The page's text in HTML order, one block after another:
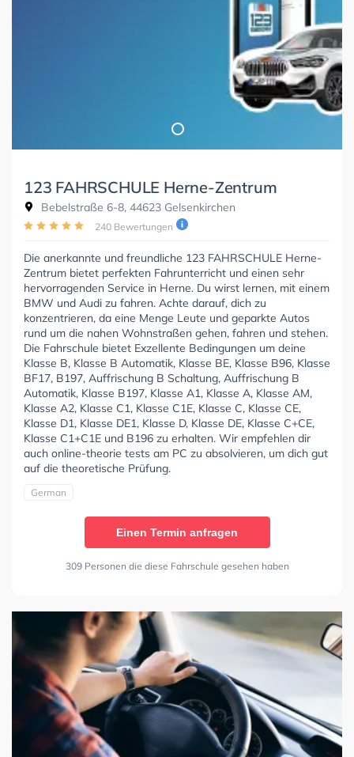
123 FAHRSCHULE Herne-Zentrum
Bebelstraße 6-8, 44623 Gelsenkirchen
240 Bewertungen
Die anerkannte und freundliche 123 FAHRSCHULE Herne-
Zentrum bietet perfekten Fahrunterricht und einen sehr
hervorragenden Service in Herne. Du wirst lernen, mit einem
BMW und Audi zu fahren. Achte darauf, dich zu
konzentrieren, da eine Menge Leute und geparkte Autos
rund um die nahen Wohnstraßen gehen, fahren und stehen.
Die Fahrschule bietet Exzellente Bedingungen um deine
Klasse B, Klasse B Automatik, Klasse BE, Klasse B96, Klasse
BF17, B197, Auffrischung B Schaltung, Auffrischung B
Automatik, Klasse B197, Klasse A1, Klasse A, Klasse AM,
Klasse A2, Klasse C1, Klasse C1E, Klasse C, Klasse CE,
Klasse D1, Klasse DE1, Klasse D, Klasse DE, Klasse C+CE,
Klasse C1+C1E und B196 zu erhalten. Wir empfehlen dir
auch online-theorie tests am PC zu absolvieren, um dich gut
auf die theoretische Prüfung.
German
Einen Termin anfragen
309 Personen die diese Fahrschule gesehen haben